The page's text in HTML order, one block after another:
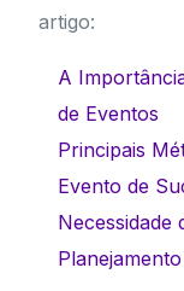
artigo:
A
de Eventos
Principais
Evento de
Necessidade